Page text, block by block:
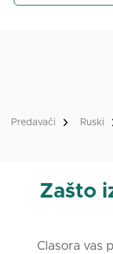
din.) i POSLOVNI
Predavači Ruski
Zašto
Clasora vas